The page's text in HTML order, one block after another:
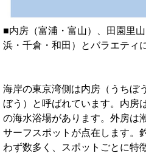
■内房（富浦・富山）、田園里
浜・千倉・和田）とバラエティ
海岸の東京湾側は内房（うちぼ
ぼう）と呼ばれています。内房
の海水浴場があります。外房は
サーフスポットが点在します。
わず数多く、スポットごとに特